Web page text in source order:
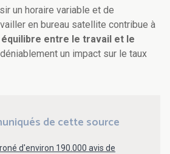
un horaire variable et de
en bureau satellite contribue à
entre le travail et le
un impact sur le taux
de cette source
d'environ 190.000 avis de